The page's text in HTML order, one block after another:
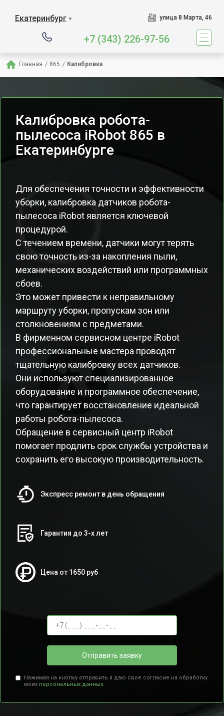
Екатеринбург ▼ улица 8 Марта, 46
+7 (343) 226-97-56
Главная / 865 / Калибровка
Калибровка робота-
пылесоса iRobot 865 в
Екатеринбурге
Для обеспечения точности и эффективности
уборки, калибровка датчиков робота-
пылесоса iRobot является ключевой
процедурой.
С течением времени, датчики могут терять
свою точность из-за накопления пыли,
механических воздействий или программных
сбоев.
Это может привести к неправильному
маршруту уборки, пропускам зон или
столкновениям с предметами.
В фирменном сервисном центре iRobot
профессиональные мастера проводят
тщательную калибровку всех датчиков.
Они используют специализированное
оборудование и программное обеспечение,
что гарантирует восстановление идеальной
работы робота-пылесоса.
Обращение в сервисный центр iRobot
помогает продлить срок службы устройства и
сохранить его высокую производительность.
Экспресс ремонт в день обращения
Гарантия до 3-х лет
Цена от 1650 руб
Отправить заявку
Нажимая на кнопку отправить я даю свое согласие на обработку
моих персональных данных.